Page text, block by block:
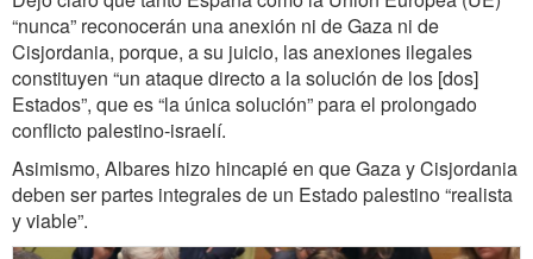
“nunca” reconocerán una anexión ni de Gaza ni de
Cisjordania, porque, a su juicio, las anexiones ilegales
constituyen “un ataque directo a la solución de los [dos]
Estados”, que es “la única solución” para el prolongado
conflicto palestino-israelí.
Asimismo, Albares hizo hincapié en que Gaza y Cisjordania
deben ser partes integrales de un Estado palestino “realista
y viable”.